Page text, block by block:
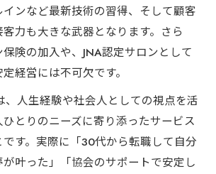
ンなど最新技術の習得、そして顧客
力も大きな武器となります。さら
険の加入や、JNA認定サロンとして
経営には不可欠です。
、人生経験や社会人としての視点を活
とりのニーズに寄り添ったサービス
す。実際に「30代から転職して自分
叶った」「協会のサポートで安定し